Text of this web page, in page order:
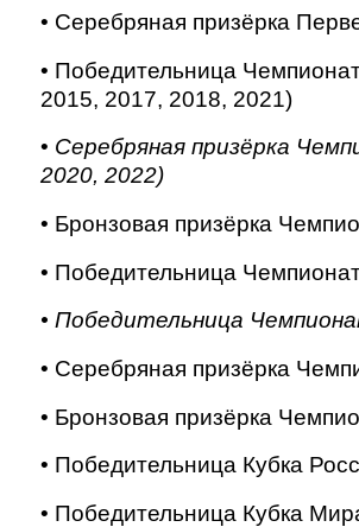
• Серебряная призёрка
• Победительница
2015, 2017, 2018, 2021)
• Серебряная призёрка
2020, 2022)
• Бронзовая призёрка
• Победительница
• Победительница
• Серебряная призёрка
• Бронзовая призёрка
• Победительница Кубка
• Победительница Кубка